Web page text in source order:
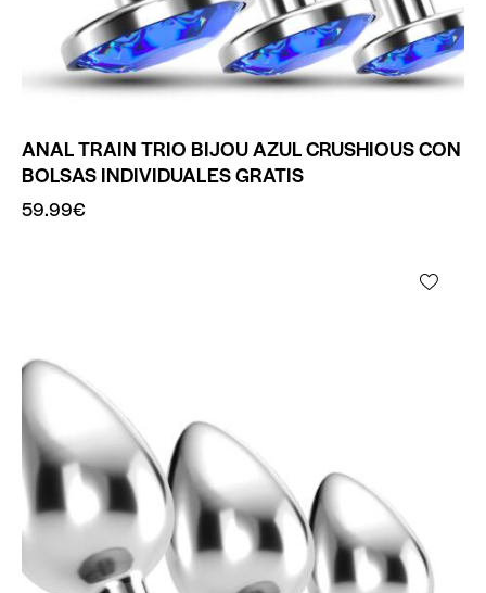
ANAL TRAIN TRIO BIJOU AZUL CRUSHIOUS CON
BOLSAS INDIVIDUALES GRATIS
59.99€